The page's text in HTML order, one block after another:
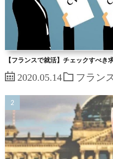
【フランスで就活】チェックすべき
2020.05.14 フラン